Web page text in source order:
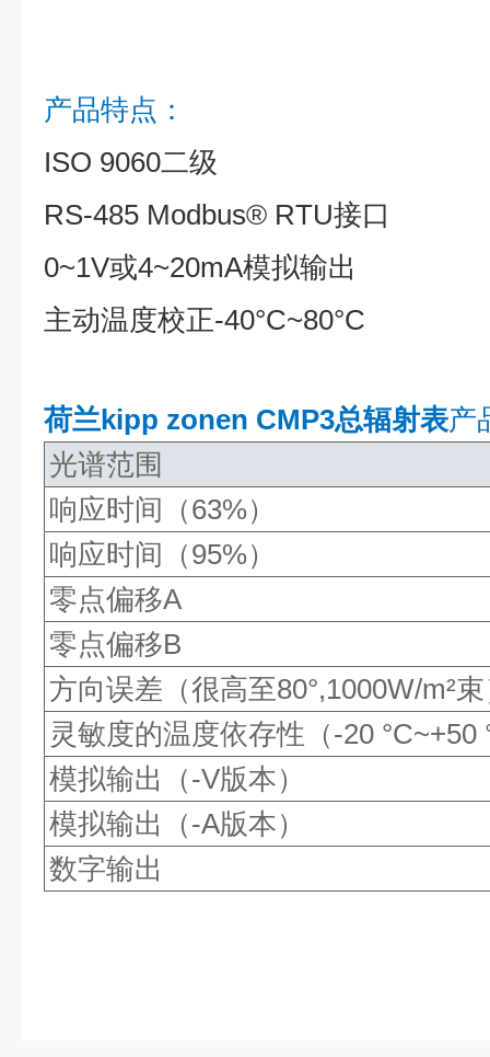
产品特点：
ISO 9060二级
RS-485 Modbus® RTU接口
0~1V或4~20mA模拟输出
主动温度校正-40°C~80°C
荷兰kipp zonen CMP3总辐射表产
光谱范围
响应时间（63%）
响应时间（95%）
零点偏移A
零点偏移B
方向误差（很高至80°,1000W/m²
灵敏度的温度依存性（-20 °C~+50
模拟输出（-V版本）
模拟输出（-A版本）
数字输出